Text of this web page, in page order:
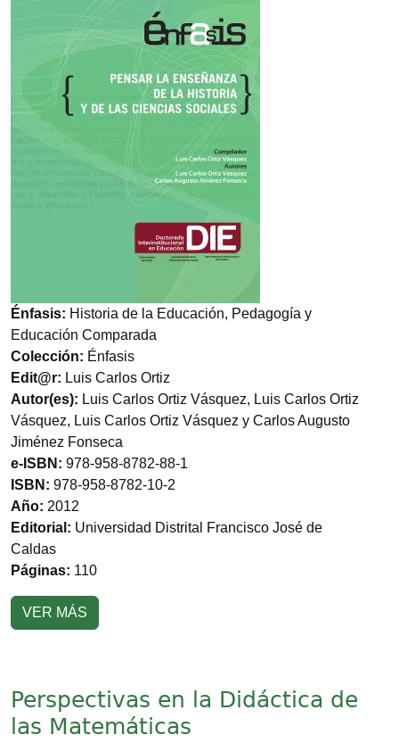
Énfasis: Historia de la Educación, Pedagogía y
Educación Comparada
Colección: Énfasis
Edit@r: Luis Carlos Ortiz
Autor(es): Luis Carlos Ortiz Vásquez, Luis Carlos Ortiz
Vásquez, Luis Carlos Ortiz Vásquez y Carlos Augusto
Jiménez Fonseca
e-ISBN: 978-958-8782-88-1
ISBN: 978-958-8782-10-2
Año: 2012
Editorial: Universidad Distrital Francisco José de
Caldas
Páginas: 110
VER MÁS
Perspectivas en la Didáctica de
las Matemáticas